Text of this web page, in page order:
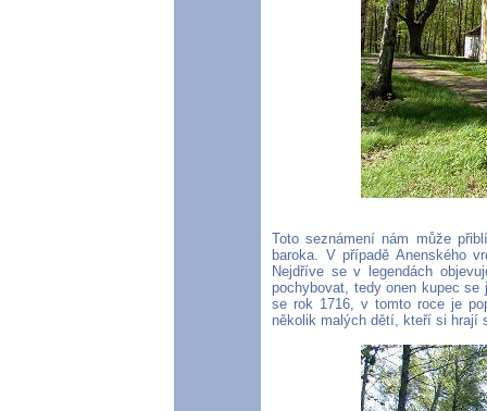
Toto seznámení nám může
baroka. V případě Anenského
Nejdříve se v legendách
pochybovat, tedy onen kupec se
se rok 1716, v tomto roce je
několik malých dětí, kteří si hrají